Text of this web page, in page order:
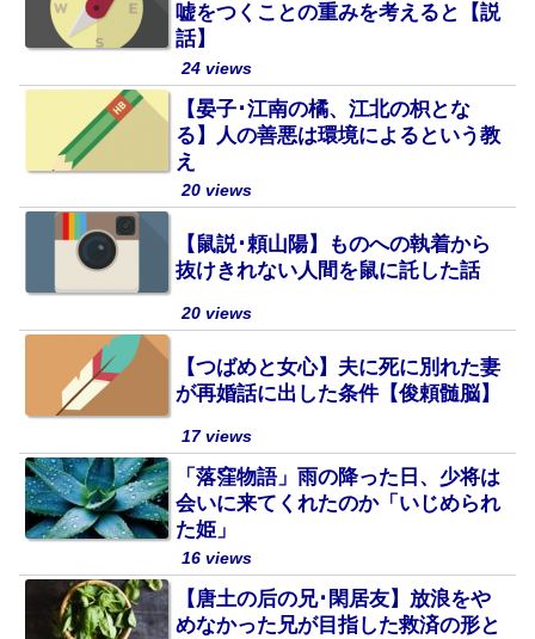
嘘をつくことの重みを考えると【説
話】
24 views
【晏子･江南の橘、江北の枳とな
る】人の善悪は環境によるという教
え
20 views
【鼠説･頼山陽】ものへの執着から
抜けきれない人間を鼠に託した話
20 views
【つばめと女心】夫に死に別れた妻
が再婚話に出した条件【俊頼髄脳】
17 views
「落窪物語」雨の降った日、少将は
会いに来てくれたのか「いじめられ
た姫」
16 views
【唐土の后の兄･閑居友】放浪をや
めなかった兄が目指した救済の形と